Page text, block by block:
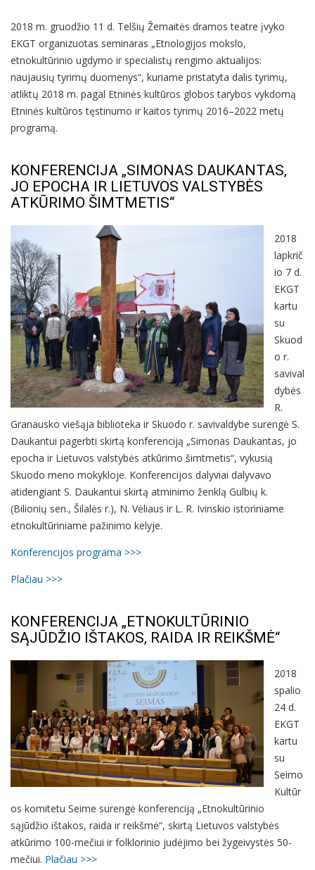
2018 m. gruodžio 11 d. Telšių Žemaitės dramos teatre įvyko
EKGT organizuotas seminaras „Etnologijos mokslo,
etnokultūrinio ugdymo ir specialistų rengimo aktualijos:
naujausių tyrimų duomenys“, kuriame pristatyta dalis tyrimų,
atliktų 2018 m. pagal Etninės kultūros globos tarybos vykdomą
Etninės kultūros tęstinumo ir kaitos tyrimų 2016–2022 metų
programą.
KONFERENCIJA „SIMONAS DAUKANTAS,
JO EPOCHA IR LIETUVOS VALSTYBĖS
ATKŪRIMO ŠIMTMETIS“
2018
lapkrič
io 7 d.
EKGT
kartu
su
Skuod
o r.
savival
dybės
R.
Granausko viešąja biblioteka ir Skuodo r. savivaldybe surengė S.
Daukantui pagerbti skirtą konferenciją „Simonas Daukantas, jo
epocha ir Lietuvos valstybės atkūrimo šimtmetis“, vykusią
Skuodo meno mokykloje. Konferencijos dalyviai dalyvavo
atidengiant S. Daukantui skirtą atminimo ženklą Gulbių k.
(Bilionių sen., Šilalės r.), N. Vėliaus ir L. R. Ivinskio istoriniame
etnokultūriniame pažinimo kelyje.
Konferencijos programa >>>
Plačiau >>>
KONFERENCIJA „ETNOKULTŪRINIO
SĄJŪDŽIO IŠTAKOS, RAIDA IR REIKŠMĖ“
2018
spalio
24 d.
EKGT
kartu
su
Seimo
Kultūr
os komitetu Seime surengė konferenciją „Etnokultūrinio
sąjūdžio ištakos, raida ir reikšmė“, skirtą Lietuvos valstybės
atkūrimo 100-mečiui ir folklorinio judėjimo bei žygeivystės 50-
mečiui. Plačiau >>>